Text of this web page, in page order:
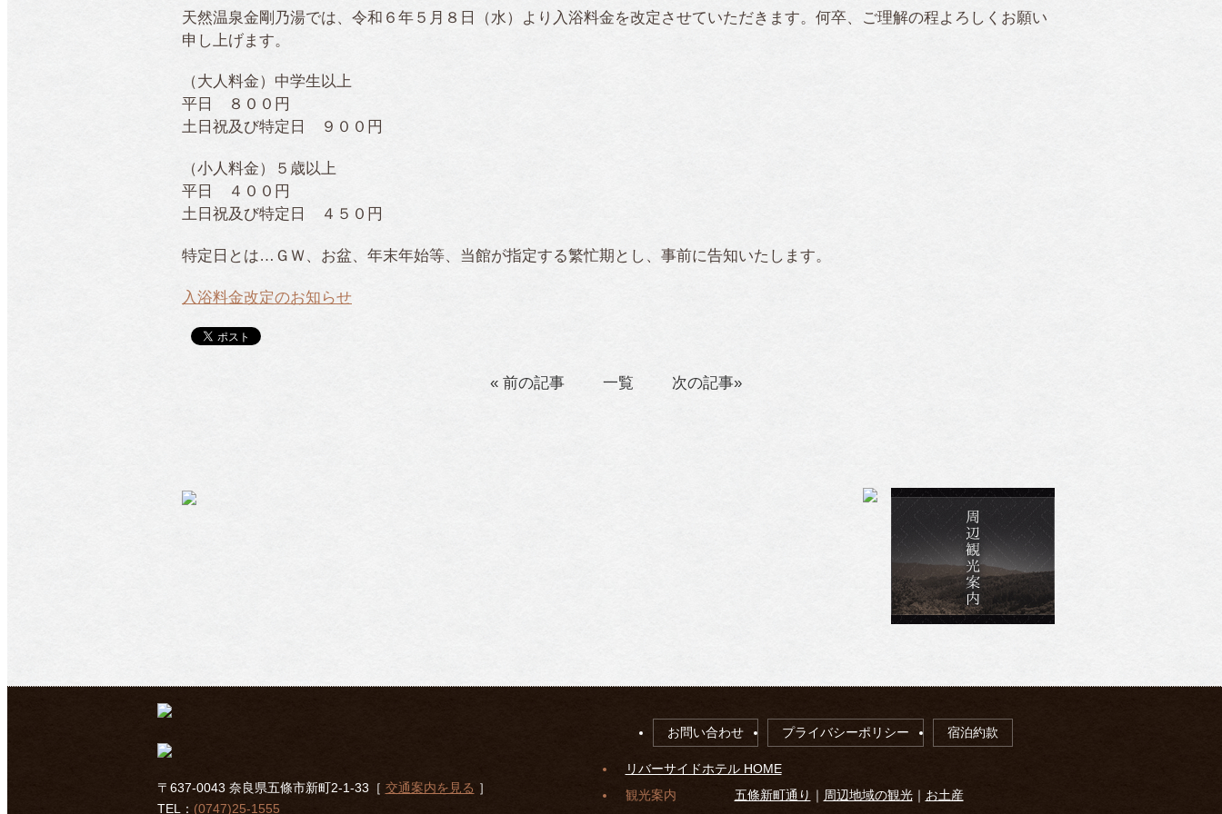
天然温泉金剛乃湯では、令和６年５月８日（水）より入浴料金を改定させていただきます。何卒、ご理解の程よろしくお願い
申し上げます。
（大人料金）中学生以上
平日 ８００円
土日祝及び特定日 ９００円
（小人料金）５歳以上
平日 ４００円
土日祝及び特定日 ４５０円
特定日とは…ＧＷ、お盆、年末年始等、当館が指定する繁忙期とし、事前に告知いたします。
入浴料金改定のお知らせ
« 前の記事 一覧 次の記事»
〒637-0043 奈良県五條市新町2-1-33［ 交通案内を見る ］
TEL： (0747)25-1555
お問い合わせ プライバシーポリシー 宿泊約款
リバーサイドホテル HOME
観光案内
五條新町通り ｜ 周辺地域の観光｜ お土産